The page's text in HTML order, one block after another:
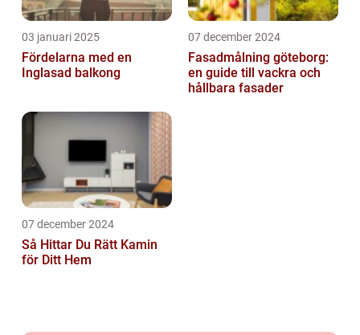
03 januari 2025
Fördelarna med en
Inglasad balkong
07 december 2024
Fasadmålning göteborg:
en guide till vackra och
hållbara fasader
07 december 2024
Så Hittar Du Rätt Kamin
för Ditt Hem